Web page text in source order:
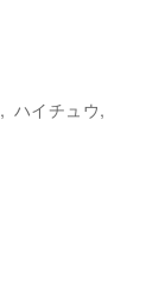
ハイチュウ